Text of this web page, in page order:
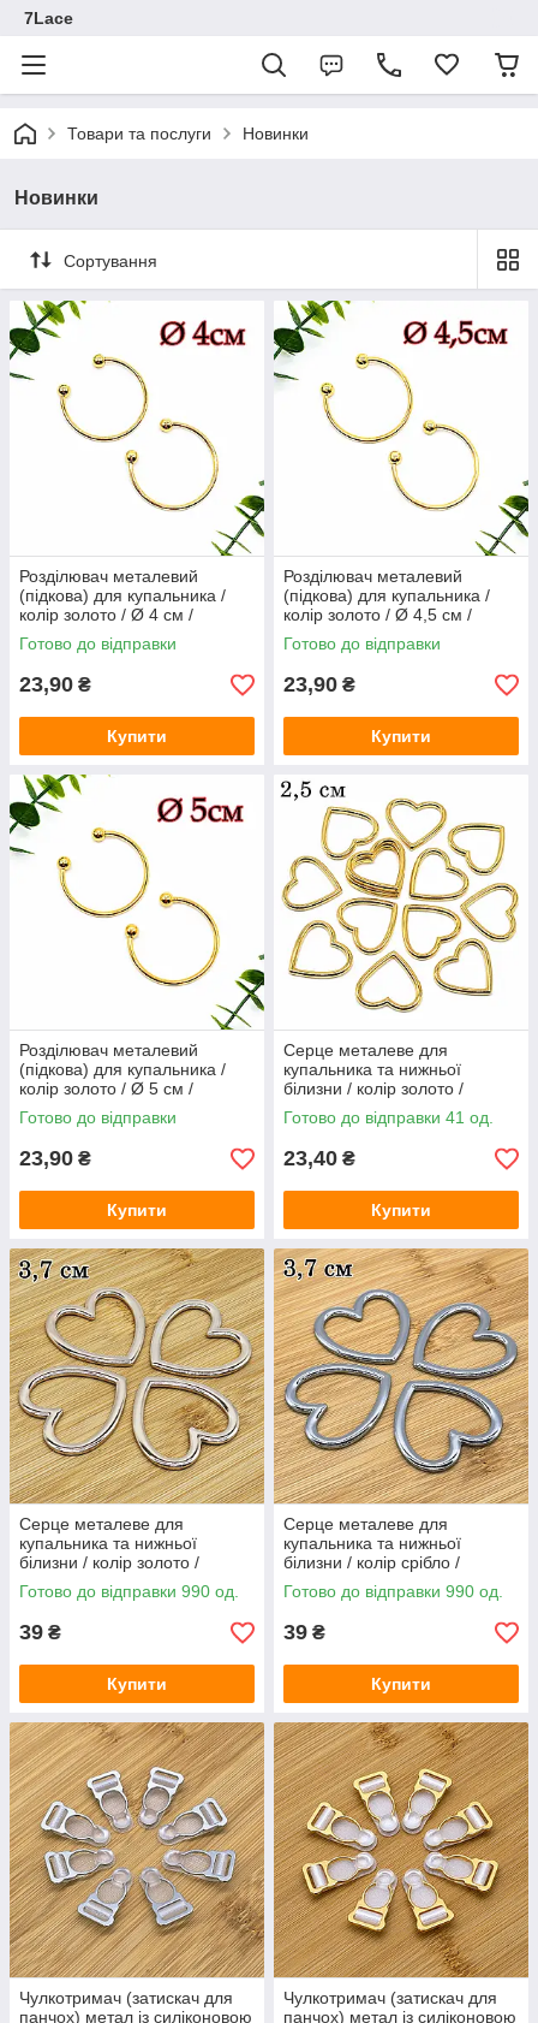
7Lace
Товари та послуги Новинки
Новинки
Сортування
Розділювач металевий
(підкова) для купальника /
колір золото / Ø 4 см /
замовлення від 1 штуки
Готово до відправки
23,90 ₴
Купити
Розділювач металевий
(підкова) для купальника /
колір золото / Ø 4,5 см /
замовлення від 1 штуки
Готово до відправки
23,90 ₴
Купити
Розділювач металевий
(підкова) для купальника /
колір золото / Ø 5 см /
замовлення від 1 штуки
Готово до відправки
23,90 ₴
Купити
Серце металеве для
купальника та нижньої
білизни / колір золото /
ширина 2,5 см / замовлення
від 1 штуки
Готово до відправки 41 од.
23,40 ₴
Купити
Серце металеве для
купальника та нижньої
білизни / колір золото /
ширина 3,7 см / замовлення
від 1 штуки
Готово до відправки 990 од.
39 ₴
Купити
Серце металеве для
купальника та нижньої
білизни / колір срібло /
ширина 3,7 см / замовлення
від 1 штуки
Готово до відправки 990 од.
39 ₴
Купити
Чулкотримач (затискач для
панчох) метал із силіконовою
Чулкотримач (затискач для
панчох) метал із силіконовою